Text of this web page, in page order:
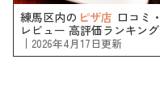
練馬区内の ピザ店 口コミ・
レビュー 高評価ランキング
｜ 2026年4月17日更新